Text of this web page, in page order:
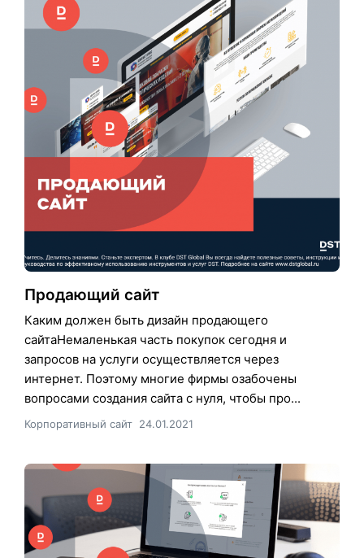
Продающий сайт
Каким должен быть дизайн продающего
сайтаНемаленькая часть покупок сегодня и
запросов на услуги осуществляется через
интернет. Поэтому многие фирмы озабочены
вопросами создания сайта с нуля, чтобы про...
Корпоративный сайт 24.01.2021